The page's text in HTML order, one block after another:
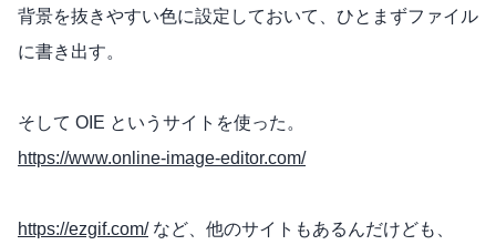
背景を抜きやすい色に設定しておいて、ひとまずファイル
に書き出す。
そして OIE というサイトを使った。
https://www.online-image-editor.com/
https://ezgif.com/など、他のサイトもあるんだけども、